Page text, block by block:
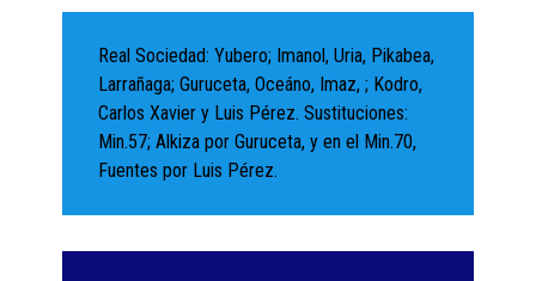
Real Sociedad: Yubero; Imanol, Uria, Pikabea,
Larrañaga; Guruceta, Oceáno, Imaz, ; Kodro,
Carlos Xavier y Luis Pérez. Sustituciones:
Min.57; Alkiza por Guruceta, y en el Min.70,
Fuentes por Luis Pérez.